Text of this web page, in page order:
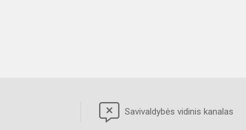
Savivaldybės vidinis kanalas